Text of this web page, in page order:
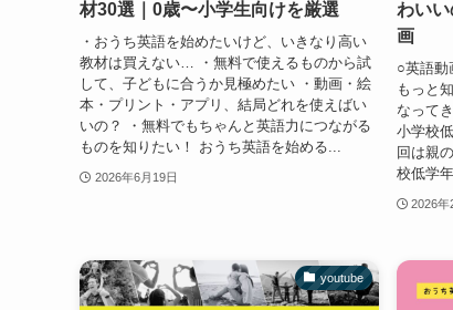
材30選｜0歳〜小学生向けを厳選
・おうち英語を始めたいけど、いきなり高い
教材は買えない… ・無料で使えるものから試
して、子どもに合うか見極めたい ・動画・絵
本・プリント・アプリ、結局どれを使えばい
いの？ ・無料でもちゃんと英語力につながる
ものを知りたい！ おうち英語を始める...
2026年6月19日
わい
画
○英語動
もっと
なって
小学校
回は親
校低学
2026年
youtube